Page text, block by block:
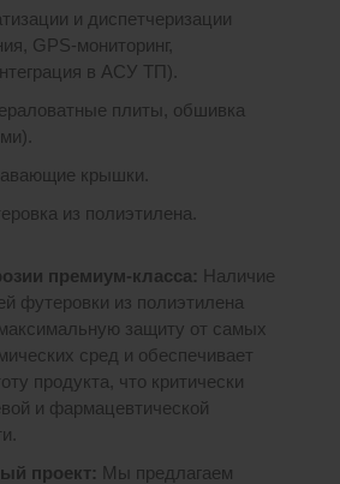
и диспетчеризации
GPS-мониторинг,
в АСУ ТП).
плиты, обшивка
крышки.
из полиэтилена.
премиум-класса: Наличие
футеровки из полиэтилена
защиту от самых
сред и обеспечивает
продукта, что критически
и фармацевтической
проект: Мы предлагаем